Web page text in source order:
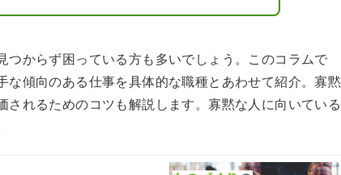
つからず困っている方も多いでしょう。このコラムで
な傾向のある仕事を具体的な職種とあわせて紹介。寡黙
されるためのコツも解説します。寡黙な人に向いている